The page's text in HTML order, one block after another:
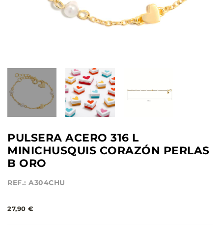
PULSERA ACERO 316 L
MINICHUSQUIS CORAZÓN PERLAS
B ORO
REF.: A304CHU
27,90 €